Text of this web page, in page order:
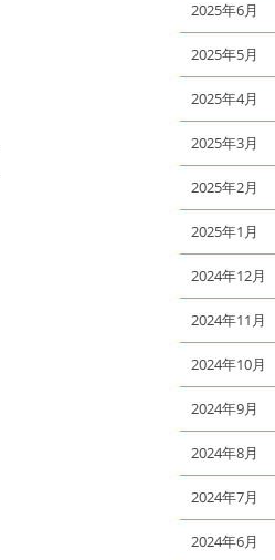
2025年6月
2025年5月
2025年4月
2025年3月
2025年2月
2025年1月
2024年12月
2024年11月
2024年10月
2024年9月
2024年8月
2024年7月
2024年6月